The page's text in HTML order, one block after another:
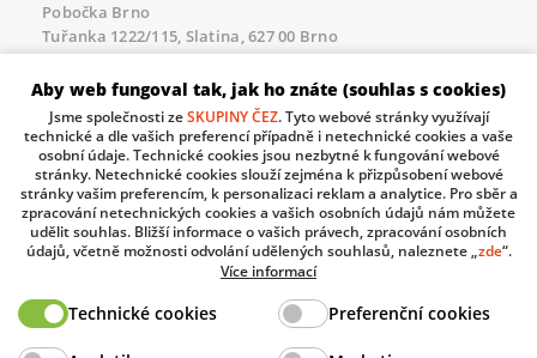
Pobočka Brno
Tuřanka 1222/115, Slatina, 627 00 Brno
Tel.:+420 461 100 823, E-mailinfo@domat.cz
Servisní linka pro námi realizované akce
Po – Pá 8.30 – 17.00
tel:+420 733 421 878, E-mailservis@domat.cz
Technická podpora:
Tel.:+420 461 100 666 , WhatsApp:+420 603 735 402
Informace o zpracovávaných osobních údajích.
Aby web fungoval tak, jak ho znáte (souhlas s cookies)
Jsme společnosti zeSKUPINY ČEZ. Tyto webové stránky využívají
technické a dle vašich preferencí případně i netechnické cookies a vaše
osobní údaje. Technické cookies jsou nezbytné k fungování webové
stránky. Netechnické cookies slouží zejména k přizpůsobení webové
stránky vašim preferencím, k personalizaci reklam a analytice. Pro sběr a
zpracování netechnických cookies a vašich osobních údajů nám můžete
udělit souhlas. Bližší informace o vašich právech, zpracování osobních
údajů, včetně možnosti odvolání udělených souhlasů, naleznete „zde“.
Více informací
Technické cookies Preferenční cookies